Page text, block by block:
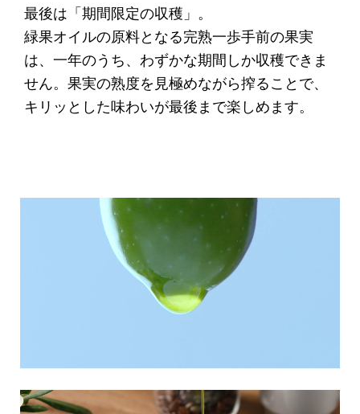
最後は「期間限定の収穫」。
緑果オイルの原料となる完熟一歩手前の果実
は、一年のうち、わずかな期間しか収穫できま
せん。果実の熟度を見極めながら搾ることで、
キリッとした味わいが最後まで楽しめます。